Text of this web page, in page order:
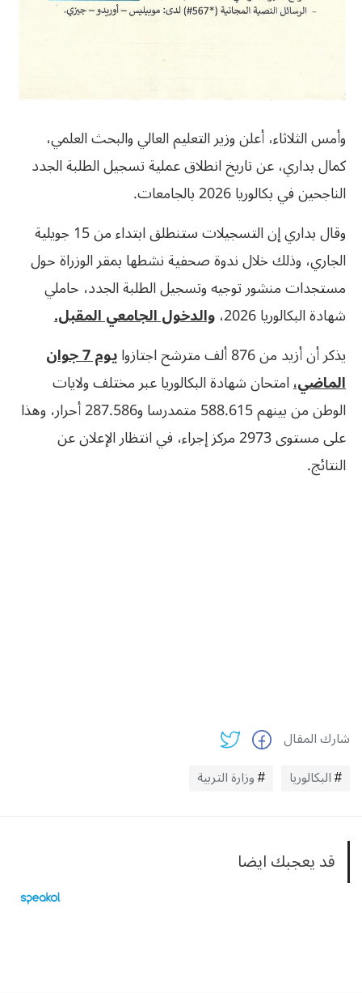
وأمس الثلاثاء، أعلن وزير التعليم العالي والبحث العلمي،
كمال بداري، عن تاريخ انطلاق عملية تسجيل الطلبة الجدد
الناجحين في بكالوريا 2026 بالجامعات.
وقال بداري إن التسجيلات ستنطلق ابتداء من 15 جويلية
الجاري، وذلك خلال ندوة صحفية نشطها بمقر الوزراة حول
مستجدات منشور توجيه وتسجيل الطلبة الجدد، حاملي
شهادة البكالوريا 2026،
والدخول الجامعي المقبل.
يذكر أن أزيد من 876 ألف مترشح اجتازوا
يوم 7 جوان
الماضي،امتحان شهادة البكالوريا عبر مختلف ولايات
الوطن من بينهم 588.615 متمدرسا و287.586 أحرار، وهذا
على مستوى 2973 مركز إجراء، في انتظار الإعلان عن
النتائج.
شارك المقال
البكالوريا
وزارة التربية
قد يعجبك ايضا